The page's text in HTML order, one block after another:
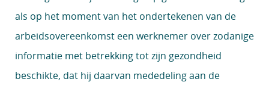
als op het moment van het ondertekenen van de
arbeidsovereenkomst een werknemer over zodanige
informatie met betrekking tot zijn gezondheid
beschikte, dat hij daarvan mededeling aan de